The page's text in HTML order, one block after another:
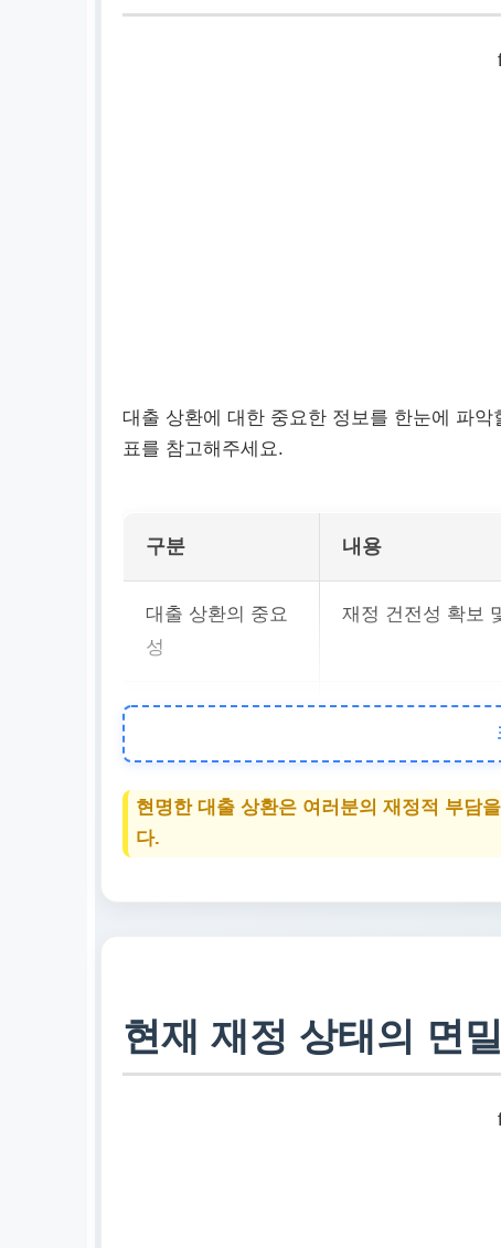
대출 상환에 대한 중요한 정보를 한눈에 파
표를 참고해주세요.
구분 내용
대출 상환의 중요
성
재정 건전성 확보
니다.
현명한 대출 상환은 여러분의 재정적 부담
다.
현재 재정 상태의 면